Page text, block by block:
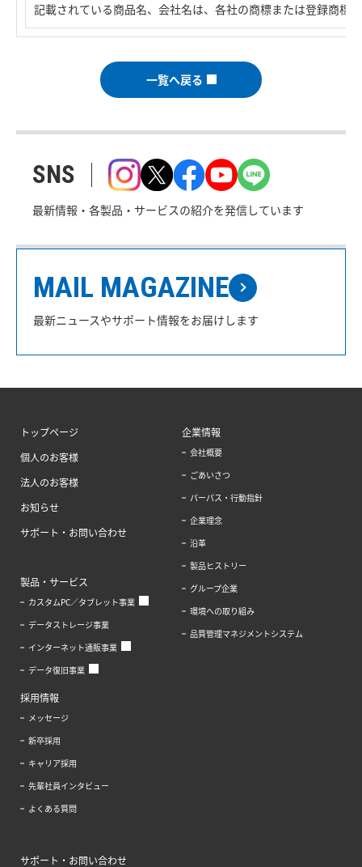
記載されている商品名、会社名は、各社の商標または登録商標
一覧へ戻る
SNS
最新情報・各製品・サービスの紹介を発信しています
MAIL MAGAZINE
最新ニュースやサポート情報をお届けします
トップページ
個人のお客様
法人のお客様
お知らせ
サポート・お問い合わせ
製品・サービス
カスタムPC／タブレット事業
データストレージ事業
インターネット通販事業
データ復旧事業
企業情報
会社概要
ごあいさつ
パーパス・行動指針
企業理念
沿革
製品ヒストリー
グループ企業
環境への取り組み
品質管理マネジメントシステム
採用情報
メッセージ
新卒採用
キャリア採用
先輩社員インタビュー
よくある質問
サポート・お問い合わせ